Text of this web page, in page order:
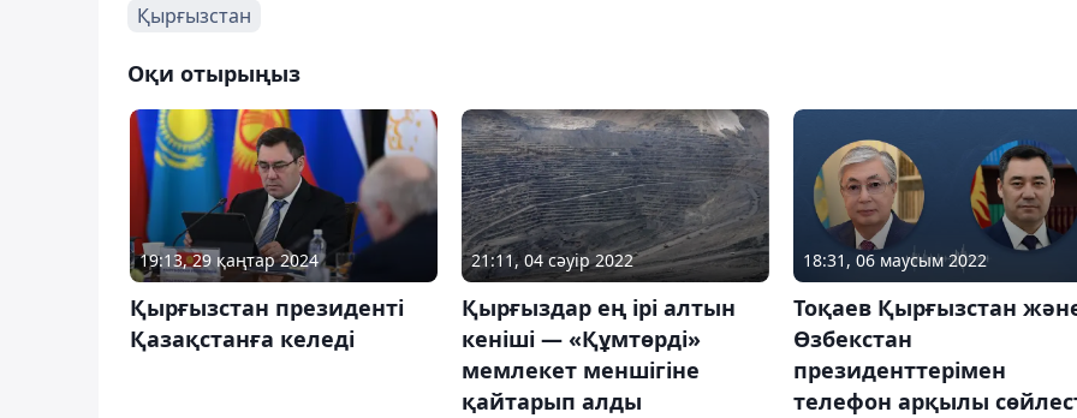
Қырғызстан
Оқи отырыңыз
19:13, 29 қаңтар 2024
Қырғызстан президенті
Қазақстанға келеді
21:11, 04 сәуір 2022
Қырғыздар ең ірі алтын
кеніші — «Құмтөрді»
мемлекет меншігіне
қайтарып алды
18:31, 06 маусым 2022
Тоқаев Қырғызстан
Өзбекстан
президенттерімен
телефон арқылы